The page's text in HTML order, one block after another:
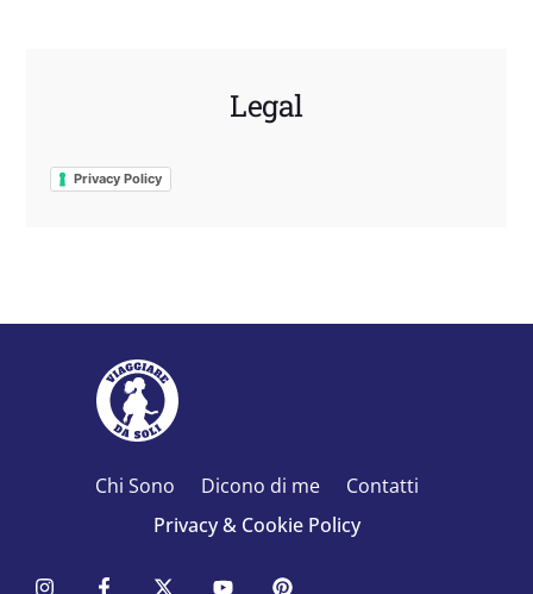
Legal
Privacy Policy
Chi Sono Dicono di me
Contatti
Privacy & Cookie Policy